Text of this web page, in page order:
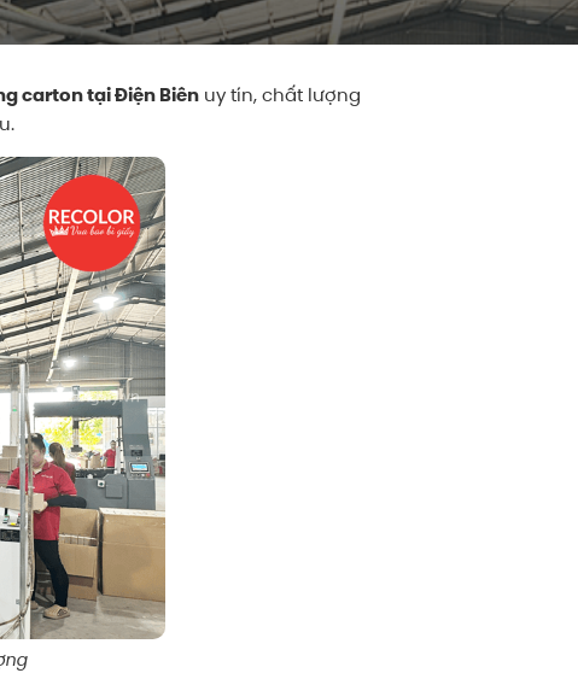
carton tại Điện Biên uy tín, chất lượng